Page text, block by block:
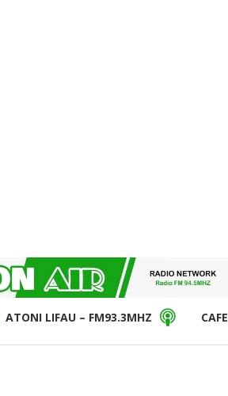
ATONI LIFAU – FM93.3MHZ